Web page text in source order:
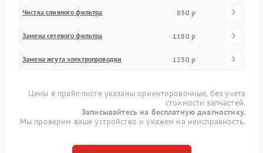
Чистка сливного фильтра 830 р
Замена сетевого фильтра 1180 р
Замена жгута электропроводки 1230 р
Цены в прайс-листе указаны ориентировочные, без учета
стоимости запчастей.
Записывайтесь на бесплатную диагностику.
Мы проверим ваше устройство и укажем на неисправность.